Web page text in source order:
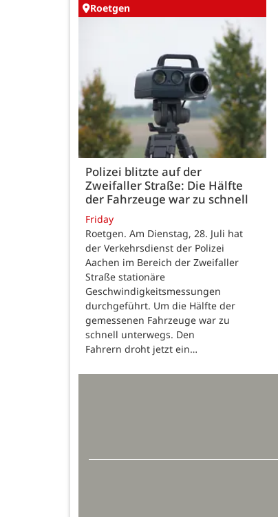
Roetgen
Polizei blitzte auf der
Zweifaller Straße: Die Hälfte
der Fahrzeuge war zu schnell
Friday
Roetgen. Am Dienstag, 28. Juli hat
der Verkehrsdienst der Polizei
Aachen im Bereich der Zweifaller
Straße stationäre
Geschwindigkeitsmessungen
durchgeführt. Um die Hälfte der
gemessenen Fahrzeuge war zu
schnell unterwegs. Den
Fahrern droht jetzt ein…